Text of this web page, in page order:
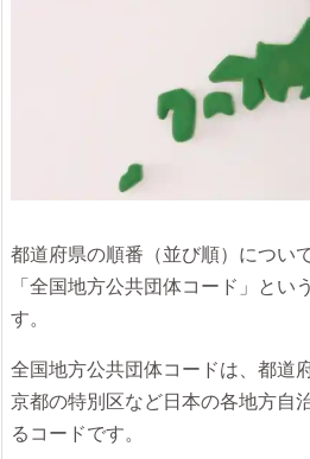
都道府県の順番（並び順）につい
「全国地方公共団体コード」とい
す。
全国地方公共団体コードは、都道
京都の特別区など日本の各地方自
るコードです。